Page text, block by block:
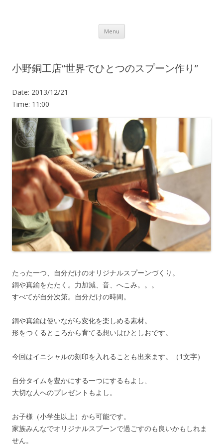
Menu Skip to content
小野銅工店“世界でひとつのスプーン作り”
Date: 2013/12/21
Time: 11:00
たった一つ、自分だけのオリジナルスプーンづくり。
銅や真鍮をたたく。力加減、音、へこみ。。。
すべてが自分次第。自分だけの時間。
銅や真鍮は使いながら変化を楽しめる素材。
形をつくるところから育てる想いはひとしおです。
今回はイニシャルの刻印を入れることも出来ます。（1文字）
自分タイムを豊かにする一つにするもよし、
大切な人へのプレゼントもよし。
お子様（小学生以上）から可能です。
家族みんなでオリジナルスプーンで過ごすのも良いかもしれま
せん。